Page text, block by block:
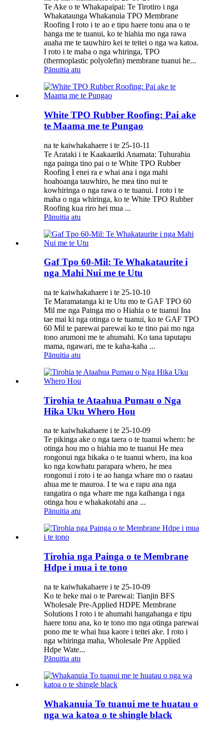
Te Ake o te Whakapaipai: Te Tirotiro i nga
Whakataunga Whakanuia TPO Membrane
Roofing I roto i te ao e tipu haere tonu ana o te
hanga me te tuanui, ko te hiahia mo nga rawa
auaha me te tauwhiro kei te teitei o nga wa katoa.
I roto i te maha o nga whiringa, TPO
(thermoplastic polyolefin) membrane tuanui he...
Pānuitia atu
White TPO Rubber Roofing: Pai ake
te Maama me te Pungao
na te kaiwhakahaere i te 25-10-11
Te Arataki i te Kaakaariki Anamata: Tuhurahia
nga painga tino pai o te White TPO Rubber
Roofing I enei ra e whai ana i nga mahi
hoahoanga tauwhiro, he mea tino nui te
kowhiringa o nga rawa o te tuanui. I roto i te
maha o nga whiringa, ko te White TPO Rubber
Roofing kua riro hei mua ...
Pānuitia atu
Gaf Tpo 60-Mil: Te Whakataurite i
nga Mahi Nui me te Utu
na te kaiwhakahaere i te 25-10-10
Te Maramatanga ki te Utu mo te GAF TPO 60
Mil me nga Painga mo o Hiahia o te tuanui Ina
tae mai ki nga otinga o te tuanui, ko te GAF TPO
60 Mil te parewai parewai ko te tino pai mo nga
tono arumoni me te ahumahi. Ko tana taputapu
mama, ngawari, me te kaha-kaha ...
Pānuitia atu
Tirohia te Ataahua Pumau o Nga
Hika Uku Whero Hou
na te kaiwhakahaere i te 25-10-09
Te pikinga ake o nga taera o te tuanui whero: he
otinga hou mo o hiahia mo te tuanui He mea
rongonui nga hikaka o te tuanui whero, ina koa
ko nga kowhatu parapara whero, he mea
rongonui i roto i te ao hanga whare mo o raatau
ahua me te mauroa. I te wa e rapu ana nga
rangatira o nga whare me nga kaihanga i nga
otinga hou e whakakotahi ana ...
Pānuitia atu
Tirohia nga Painga o te Membrane
Hdpe i mua i te tono
na te kaiwhakahaere i te 25-10-09
Ko te heke mai o te Parewai: Tianjin BFS
Wholesale Pre-Applied HDPE Membrane
Solutions I roto i te ahumahi hangahanga e tipu
haere tonu ana, ko te tono mo nga otinga parewai
pono me te whai hua kaore i teitei ake. I roto i
nga whiringa maha, Wholesale Pre Applied
Hdpe Wate...
Pānuitia atu
Whakanuia To tuanui me te huatau o
nga wa katoa o te shingle black